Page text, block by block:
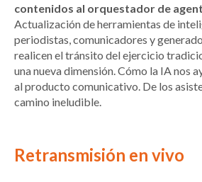
contenidos al orquestador de
Actualización de herramientas de
periodistas, comunicadores y
realicen el tránsito del ejercicio
una nueva dimensión. Cómo la IA nos
al producto comunicativo. De los
camino ineludible.
Retransmisión en vivo